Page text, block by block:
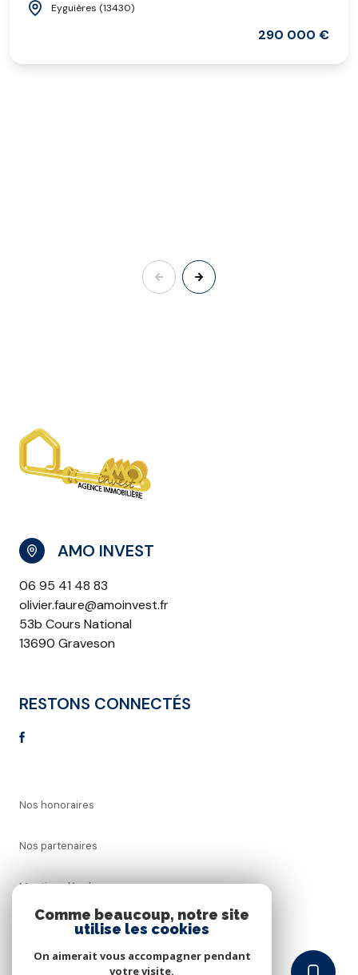
Eyguières (13430)
290 000 €
AMO INVEST
06 95 41 48 83
olivier.faure@amoinvest.fr
53b Cours National
13690 Graveson
RESTONS CONNECTÉS
Nos honoraires
Nos partenaires
Mentions légales
Comme beaucoup, notre site
utilise les cookies
On aimerait vous accompagner pendant
votre visite.